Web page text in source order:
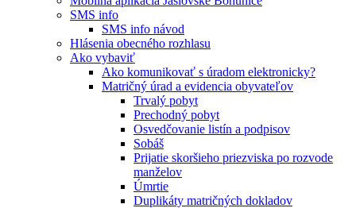
SMS info
SMS info návod
Hlásenia obecného rozhlasu
Ako vybaviť
Ako komunikovať s úradom elektronicky?
Matričný úrad a evidencia obyvateľov
Trvalý pobyt
Prechodný pobyt
Osvedčovanie listín a podpisov
Sobáš
Prijatie skoršieho priezviska po rozvode
manželov
Úmrtie
Duplikáty matričných dokladov